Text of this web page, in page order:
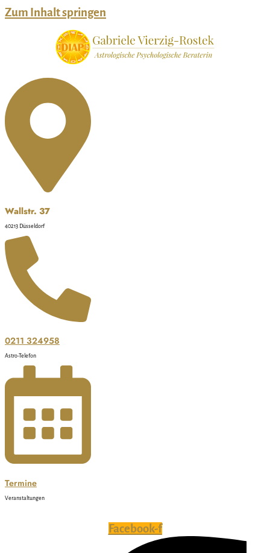
Zum Inhalt springen
Wallstr. 37
40213 Düsseldorf
0211 324958
Astro-Telefon
Termine
Veranstaltungen
Facebook-f